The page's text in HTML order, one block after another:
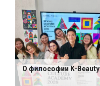
О философии K-Beauty